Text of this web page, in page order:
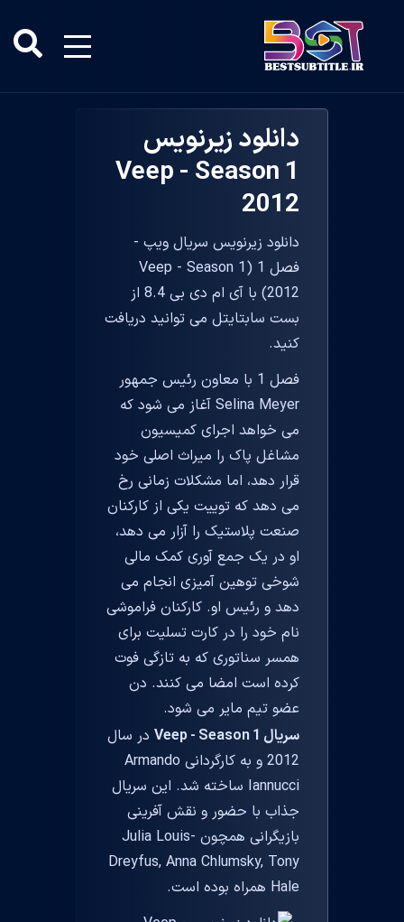
دانلود زیرنویس
Veep - Season 1
2012
دانلود زیرنویس سریال ویپ -
فصل 1 (Veep - Season 1
2012) با آی ام دی بی 8.4 از
بست سابتایتل می توانید دریافت
کنید.
فصل 1 با معاون رئیس جمهور
Selina Meyer آغاز می شود که
می خواهد اجرای کمیسیون
مشاغل پاک را میراث اصلی خود
قرار دهد، اما مشکلات زمانی رخ
می دهد که توییت یکی از کارکنان
صنعت پلاستیک را آزار می دهد،
او در یک جمع آوری کمک مالی
شوخی توهین آمیزی انجام می
دهد و رئیس او. کارکنان فراموشی
نام خود را در کارت تسلیت برای
همسر سناتوری که به تازگی فوت
کرده است امضا می کنند. دن
عضو تیم مایر می شود.
سریال Veep - Season 1
در سال
2012 و به کارگردانی Armando
Iannucci ساخته شد. این سریال
جذاب با حضور و نقش آفرینی
بازیگرانی همچون Julia Louis-
Dreyfus, Anna Chlumsky, Tony
Hale همراه بوده است.